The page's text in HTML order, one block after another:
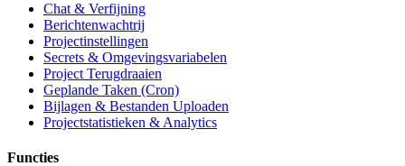
Chat & Verfijning
Berichtenwachtrij
Projectinstellingen
Secrets & Omgevingsvariabelen
Project Terugdraaien
Geplande Taken (Cron)
Bijlagen & Bestanden Uploaden
Projectstatistieken & Analytics
Functies